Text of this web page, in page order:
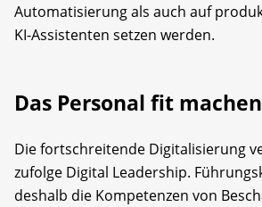
Automatisierung als auch auf
KI-Assistenten setzen werden.
Das Personal fit machen
Die fortschreitende Digitalisierung
zufolge Digital Leadership.
deshalb die Kompetenzen von